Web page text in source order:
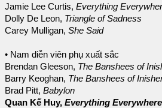
Jamie Lee Curtis, Everything
Dolly De Leon, Triangle of Sadness
Carey Mulligan, She Said
• Nam diễn viên phụ xuất sắc
Brendan Gleeson, The Banshees of
Barry Keoghan, The Banshees of
Brad Pitt, Babylon
Quan Kế Huy, Everything